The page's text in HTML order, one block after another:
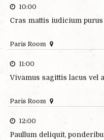
10:00
Cras mattis iudicium
Paris Room
11:00
Vivamus sagittis lacus vel
Paris Room
12:00
Paullum deliquit,